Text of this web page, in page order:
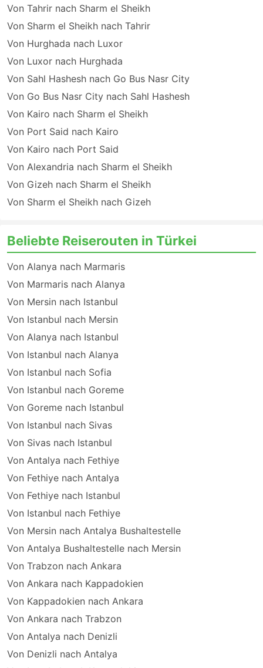
Von Tahrir nach Sharm el Sheikh
Von Sharm el Sheikh nach Tahrir
Von Hurghada nach Luxor
Von Luxor nach Hurghada
Von Sahl Hashesh nach Go Bus Nasr City
Von Go Bus Nasr City nach Sahl Hashesh
Von Kairo nach Sharm el Sheikh
Von Port Said nach Kairo
Von Kairo nach Port Said
Von Alexandria nach Sharm el Sheikh
Von Gizeh nach Sharm el Sheikh
Von Sharm el Sheikh nach Gizeh
Beliebte Reiserouten in Türkei
Von Alanya nach Marmaris
Von Marmaris nach Alanya
Von Mersin nach Istanbul
Von Istanbul nach Mersin
Von Alanya nach Istanbul
Von Istanbul nach Alanya
Von Istanbul nach Sofia
Von Istanbul nach Goreme
Von Goreme nach Istanbul
Von Istanbul nach Sivas
Von Sivas nach Istanbul
Von Antalya nach Fethiye
Von Fethiye nach Antalya
Von Fethiye nach Istanbul
Von Istanbul nach Fethiye
Von Mersin nach Antalya Bushaltestelle
Von Antalya Bushaltestelle nach Mersin
Von Trabzon nach Ankara
Von Ankara nach Kappadokien
Von Kappadokien nach Ankara
Von Ankara nach Trabzon
Von Antalya nach Denizli
Von Denizli nach Antalya